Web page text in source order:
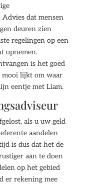
dat mensen
deuren zien
regelingen op een
opnemen.
is het goed
mooi lijkt om waar
eentje met Liam.
als u uw geld
aandelen
is dus dat het de
aan te doen
op het gebied
er rekening mee